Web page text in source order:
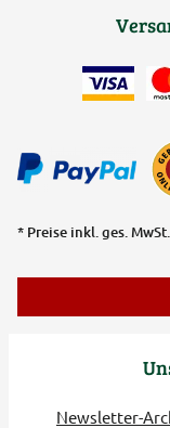
Newsletter-
* Preise inkl. ges.